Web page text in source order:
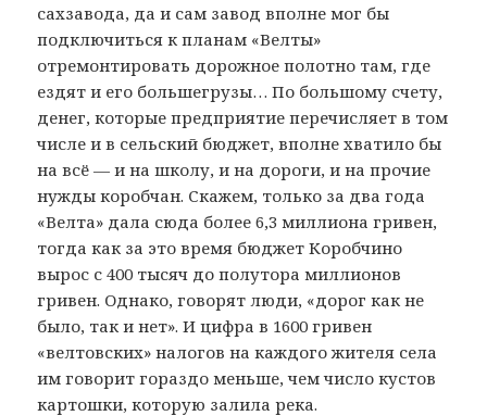
сахзавода, да и сам завод вполне мог бы
подключиться к планам «Велты»
отремонтировать дорожное полотно там, где
ездят и его большегрузы… По большому счету,
денег, которые предприятие перечисляет в том
числе и в сельский бюджет, вполне хватило бы
на всё — и на школу, и на дороги, и на прочие
нужды коробчан. Скажем, только за два года
«Велта» дала сюда более 6,3 миллиона гривен,
тогда как за это время бюджет Коробчино
вырос с 400 тысяч до полутора миллионов
гривен. Однако, говорят люди, «дорог как не
было, так и нет». И цифра в 1600 гривен
«велтовских» налогов на каждого жителя села
им говорит гораздо меньше, чем число кустов
картошки, которую залила река.